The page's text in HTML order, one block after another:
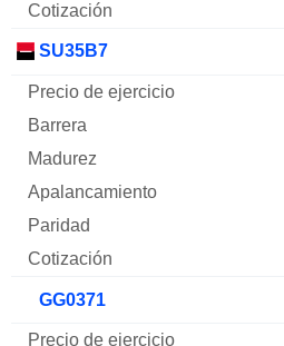
SU35B7
GG0371